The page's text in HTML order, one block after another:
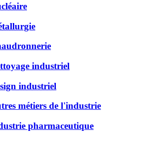
industriel
industriel
métiers de l'industrie
pharmaceutique